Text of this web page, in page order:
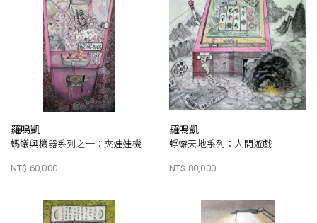
羅鳴凱
螞蟻與機器系列之一：夾娃娃機
NT$ 60,000
羅鳴凱
蜉蝣天地系列：人間遊戲
NT$ 80,000